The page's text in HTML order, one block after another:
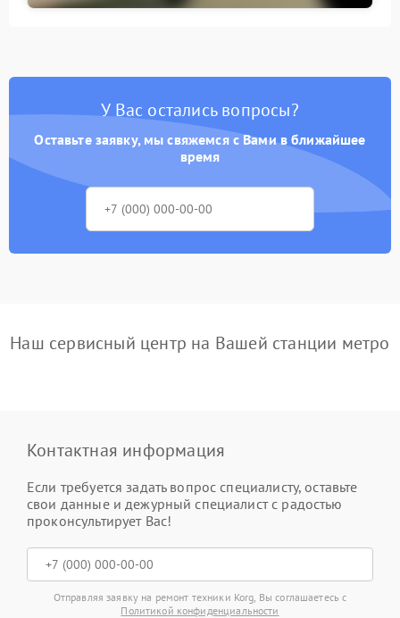
У Вас остались вопросы?
Оставьте заявку, мы свяжемся с Вами в ближайшее
время
Наш сервисный центр на Вашей станции метро
Контактная информация
Если требуется задать вопрос специалисту, оставьте
свои данные и дежурный специалист с радостью
проконсультирует Вас!
Отправляя заявку на ремонт техники Korg, Вы соглашаетесь с
Политикой конфиденциальности